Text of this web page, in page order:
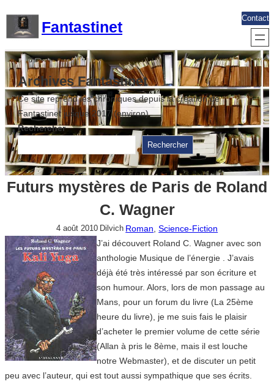
contenu
Fantastinet
Contact
Archives Fantastinet
Ce site reprend les chroniques depuis la création de
Fantastinet jusque 2017 (environ)
Rechercher
Rechercher
Futurs mystères de Paris de Roland
C. Wagner
4 août 2010 Dilvich Roman , Science-Fiction
J’ai découvert Roland C. Wagner avec son
anthologie Musique de l’énergie . J’avais
déjà été très intéressé par son écriture et
son humour. Alors, lors de mon passage au
Mans, pour un forum du livre (La 25ème
heure du livre), je me suis fais le plaisir
d’acheter le premier volume de cette série
(Allan à pris le 8ème, mais il est louche
notre Webmaster), et de discuter un petit
peu avec l’auteur, qui est tout aussi sympathique que ses écrits.